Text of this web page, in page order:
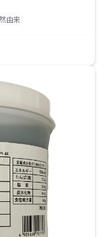
化していますの
との相性が良くな
ができます。
由来